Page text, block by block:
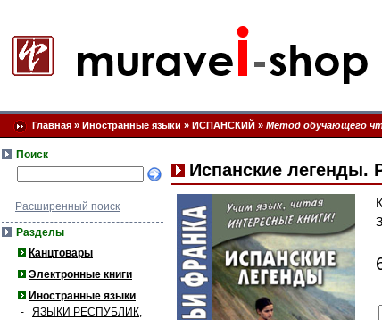
Главная » Иностранные языки » ИСПАНСКИЙ » Метод обучающего
Поиск
Расширенный поиск
Разделы
Канцтовары
Электронные книги
Иностранные языки
- ЯЗЫКИ РЕСПУБЛИК,
Испанские легенды.